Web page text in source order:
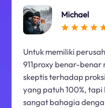
Michael
Untuk memiliki
911proxy benar-benar
skeptis terhadap
yang patuh 100%,
sangat bahagia